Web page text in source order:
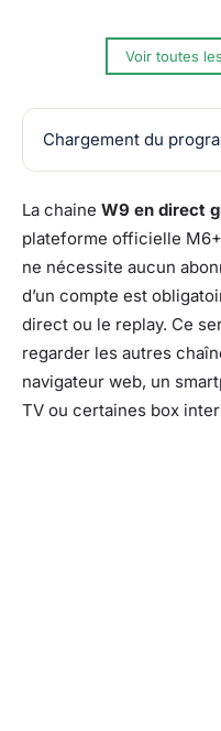
Voir toutes
Chargement du
La chaine W9 en direct
plateforme officielle
ne nécessite aucun
d’un compte est
direct ou le replay. Ce
regarder les autres
navigateur web, un
TV ou certaines box